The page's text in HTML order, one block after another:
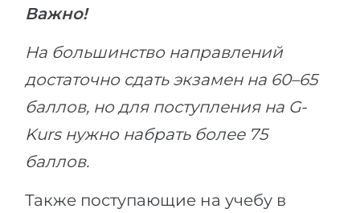
Важно!
На большинство направлений
достаточно сдать экзамен на 60–65
баллов, но для поступления на G-
Kurs нужно набрать более 75
баллов.
Также поступающие на учебу в